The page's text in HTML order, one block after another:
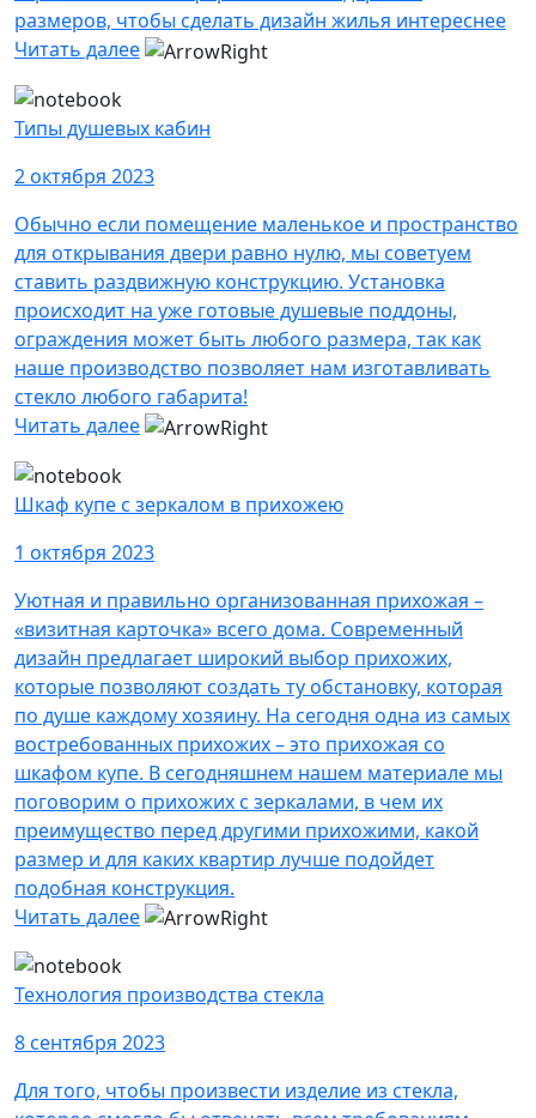
размеров, чтобы сделать дизайн жилья интереснее
Читать далее
Типы душевых кабин
2 октября 2023
Обычно если помещение маленькое и пространство
для открывания двери равно нулю, мы советуем
ставить раздвижную конструкцию. Установка
происходит на уже готовые душевые поддоны,
ограждения может быть любого размера, так как
наше производство позволяет нам изготавливать
стекло любого габарита!
Читать далее
Шкаф купе c зеркалом в прихожею
1 октября 2023
Уютная и правильно организованная прихожая –
«визитная карточка» всего дома. Современный
дизайн предлагает широкий выбор прихожих,
которые позволяют создать ту обстановку, которая
по душе каждому хозяину. На сегодня одна из самых
востребованных прихожих – это прихожая со
шкафом купе. В сегодняшнем нашем материале мы
поговорим о прихожих с зеркалами, в чем их
преимущество перед другими прихожими, какой
размер и для каких квартир лучше подойдет
подобная конструкция.
Читать далее
Технология производства стекла
8 сентября 2023
Для того, чтобы произвести изделие из стекла,